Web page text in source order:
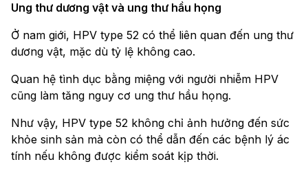
Ung thư dương vật và ung thư hầu họng
Ở nam giới, HPV type 52 có thể liên quan đến ung thư
dương vật, mặc dù tỷ lệ không cao.
Quan hệ tình dục bằng miệng với người nhiễm HPV
cũng làm tăng nguy cơ ung thư hầu họng.
Như vậy, HPV type 52 không chỉ ảnh hưởng đến sức
khỏe sinh sản mà còn có thể dẫn đến các bệnh lý ác
tính nếu không được kiểm soát kịp thời.